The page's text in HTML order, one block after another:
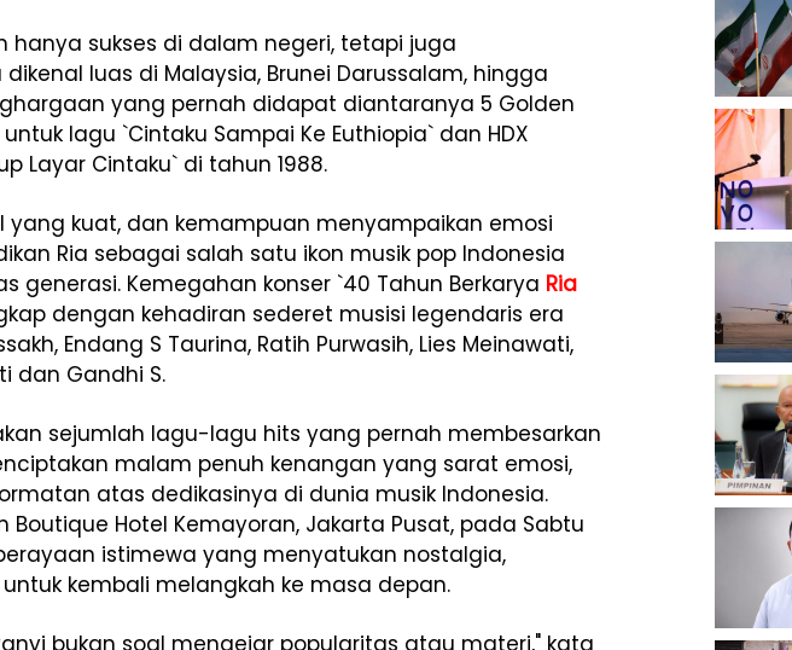
hanya sukses di dalam negeri, tetapi juga
luas di Malaysia, Brunei Darussalam, hingga
yang pernah didapat diantaranya 5 Golden
untuk lagu `Cintaku Sampai Ke Euthiopia` dan HDX
Layar Cintaku` di tahun 1988.
yang kuat, dan kemampuan menyampaikan emosi
Ria sebagai salah satu ikon musik pop Indonesia
generasi. Kemegahan konser `40 Tahun Berkarya Ria
dengan kehadiran sederet musisi legendaris era
Endang S Taurina, Ratih Purwasih, Lies Meinawati,
dan Gandhi S.
sejumlah lagu-lagu hits yang pernah membesarkan
malam penuh kenangan yang sarat emosi,
atas dedikasinya di dunia musik Indonesia.
Boutique Hotel Kemayoran, Jakarta Pusat, pada Sabtu
istimewa yang menyatukan nostalgia,
kembali melangkah ke masa depan.
bukan soal mengejar popularitas atau materi," kata